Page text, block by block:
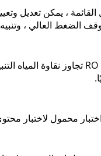
القائمة ، يمكن تعديل
الضغط العالي ،